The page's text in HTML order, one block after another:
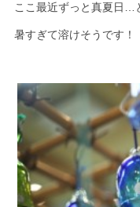
ここ最近ずっと真夏日…
暑すぎて溶けそうです！